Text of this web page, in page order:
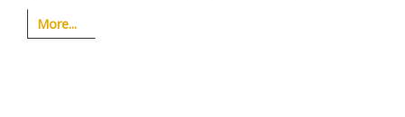
More...